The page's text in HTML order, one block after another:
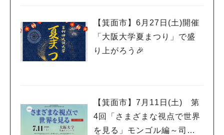
【箕面市】6月27日(土)開催
「大阪大学夏まつり」で盛
り上がろう🎉
【箕面市】7月11日(土) 第
4回「さまざまな視点で世界
を見る」モンゴル編～司馬